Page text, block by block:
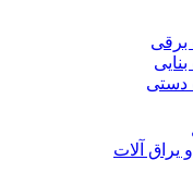
برقی
بنایی
دستی
یراق آلات